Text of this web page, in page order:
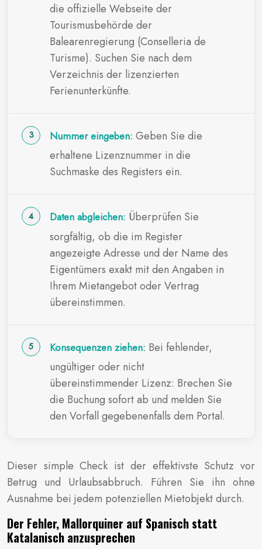
die offizielle Webseite der
Tourismusbehörde der
Balearenregierung (Conselleria de
Turisme). Suchen Sie nach dem
Verzeichnis der lizenzierten
Ferienunterkünfte.
Nummer eingeben: Geben Sie die
erhaltene Lizenznummer in die
Suchmaske des Registers ein.
Daten abgleichen: Überprüfen Sie
sorgfältig, ob die im Register
angezeigte Adresse und der Name des
Eigentümers exakt mit den Angaben in
Ihrem Mietangebot oder Vertrag
übereinstimmen.
Konsequenzen ziehen: Bei fehlender,
ungültiger oder nicht
übereinstimmender Lizenz: Brechen Sie
die Buchung sofort ab und melden Sie
den Vorfall gegebenenfalls dem Portal.
Dieser simple Check ist der effektivste Schutz vor
Betrug und Urlaubsabbruch. Führen Sie ihn ohne
Ausnahme bei jedem potenziellen Mietobjekt durch.
Der Fehler, Mallorquiner auf Spanisch statt
Katalanisch anzusprechen